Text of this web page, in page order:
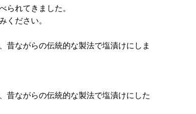
られてきました。
ください。
昔ながらの伝統的な製法で塩漬けにしま
昔ながらの伝統的な製法で塩漬けにした